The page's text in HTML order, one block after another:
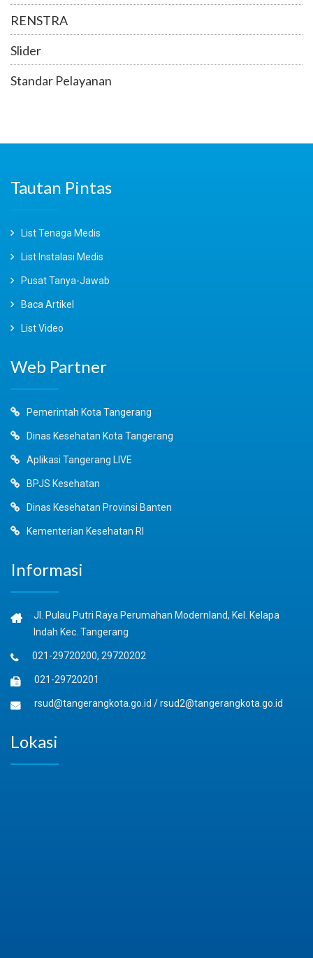
RENSTRA
Slider
Standar Pelayanan
Tautan Pintas
List Tenaga Medis
List Instalasi Medis
Pusat Tanya-Jawab
Baca Artikel
List Video
Web Partner
Pemerintah Kota Tangerang
Dinas Kesehatan Kota Tangerang
Aplikasi Tangerang LIVE
BPJS Kesehatan
Dinas Kesehatan Provinsi Banten
Kementerian Kesehatan RI
Informasi
Jl. Pulau Putri Raya Perumahan Modernland, Kel. Kelapa
Indah Kec. Tangerang
021-29720200, 29720202
021-29720201
rsud@tangerangkota.go.id /rsud2@tangerangkota.go.id
Lokasi